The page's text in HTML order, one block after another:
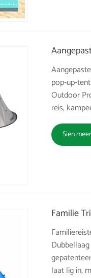
pop-up-
Outdoor
reis,
Sien
Familie
laat lig in,